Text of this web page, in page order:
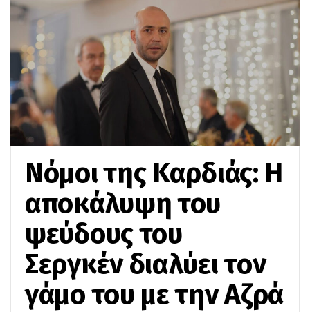
Νόμοι της Καρδιάς: Η
αποκάλυψη του
ψεύδους του
Σεργκέν διαλύει τον
γάμο του με την Αζρά